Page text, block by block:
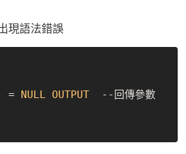
現語法錯誤
= NULL OUTPUT
  --回傳參數